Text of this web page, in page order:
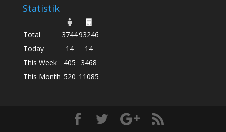
Statistik
Total 374493246
Today
14
14
This Week
405 3468
This Month 520 11085